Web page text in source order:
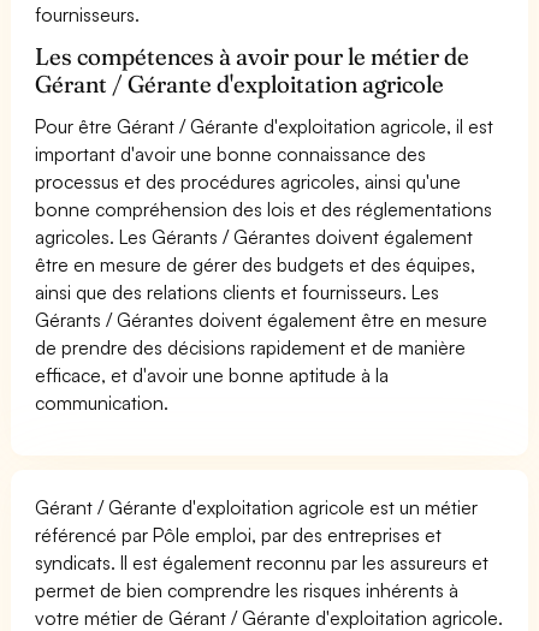
fournisseurs.
Les compétences à avoir pour le métier de
Gérant / Gérante d'exploitation agricole
Pour être Gérant / Gérante d'exploitation agricole, il est
important d'avoir une bonne connaissance des
processus et des procédures agricoles, ainsi qu'une
bonne compréhension des lois et des réglementations
agricoles. Les Gérants / Gérantes doivent également
être en mesure de gérer des budgets et des équipes,
ainsi que des relations clients et fournisseurs. Les
Gérants / Gérantes doivent également être en mesure
de prendre des décisions rapidement et de manière
efficace, et d'avoir une bonne aptitude à la
communication.
Gérant / Gérante d'exploitation agricole est un métier
référencé par Pôle emploi, par des entreprises et
syndicats. Il est également reconnu par les assureurs et
permet de bien comprendre les risques inhérents à
votre métier de Gérant / Gérante d'exploitation agricole.